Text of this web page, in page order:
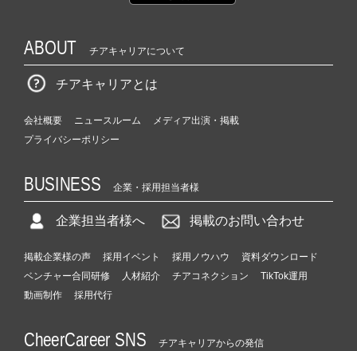
ABOUT チアキャリアについて
チアキャリアとは
会社概要 ニュースルーム
メディア出演・掲載
プライバシーポリシー
BUSINESS 企業・採用担当者様
企業担当者様へ 掲載のお問い合わせ
掲載企業様の声 採用イベント 採用ノウハウ
資料ダウンロード
ベンチャー合同研修
人材紹介 チアコネクション
TikTok運用
動画制作
採用代行
CheerCareer SNS チアキャリアからの発信